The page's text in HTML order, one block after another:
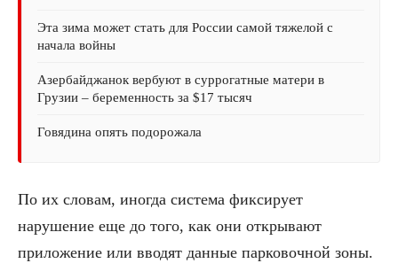
Эта зима может стать для России самой тяжелой с
начала войны
Азербайджанок вербуют в суррогатные матери в
Грузии – беременность за $17 тысяч
Говядина опять подорожала
По их словам, иногда система фиксирует
нарушение еще до того, как они открывают
приложение или вводят данные парковочной зоны.